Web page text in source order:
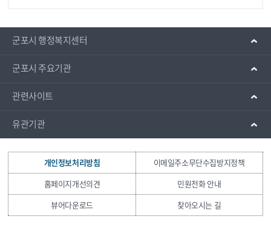
군포시 행정복지센터
군포시 주요기관
관련사이트
유관기관
개인정보처리방침
이메일주소무단수집방지정책
홈페이지개선의견
민원전화 안내
뷰어다운로드
찾아오시는 길